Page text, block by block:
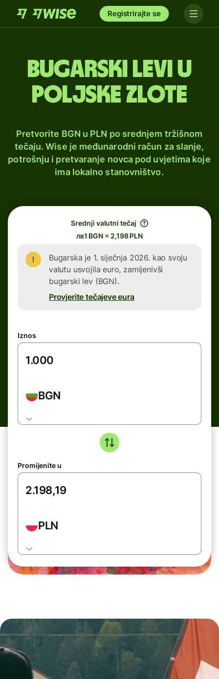
Registrirajte se
Bugarski levi u
poljske zlote
Pretvorite BGN u PLN po srednjem tržišnom
tečaju. Wise je međunarodni račun za slanje,
potrošnju i pretvaranje novca pod uvjetima koje
ima lokalno stanovništvo.
Srednji valutni tečaj
лв1 BGN = 2,198 PLN
Bugarska je 1. siječnja 2026. kao svoju
valutu usvojila euro, zamijenivši
bugarski lev (BGN).
Provjerite tečajeve eura
Iznos
BGN
Promijenite u
PLN